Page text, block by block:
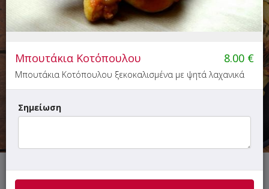
MEATING
Σουβλάκι, Burger
Κουντουριώτου 49, Προκυμαία, Μυτιλήνη
Αυτή τη στιγμή το κατάστημα δεν εξυπηρετεί παραγγελίες.
Μπουτάκια Κοτόπουλου 8.00 €
Μπουτάκια Κοτόπουλου ξεκοκαλισμένα με ψητά λαχανικά
Σημείωση